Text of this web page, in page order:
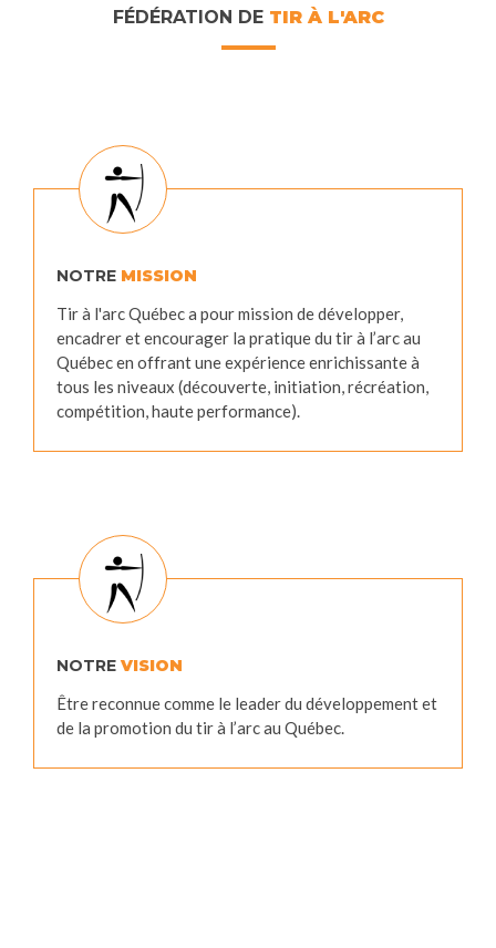
FÉDÉRATION DETIR À L'ARC
NOTRE MISSION
Tir à l'arc Québec a pour mission de développer,
encadrer et encourager la pratique du tir à l’arc au
Québec en offrant une expérience enrichissante à
tous les niveaux (découverte, initiation, récréation,
compétition, haute performance).
NOTRE VISION
Être reconnue comme le leader du développement et
de la promotion du tir à l’arc au Québec.